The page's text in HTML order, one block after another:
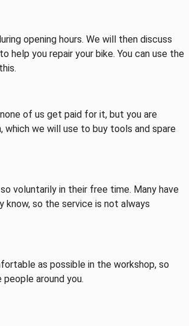
opening hours. We will then discuss
help you repair your bike. You can use the
of us get paid for it, but you are
which we will use to buy tools and spare
voluntarily in their free time. Many have
so the service is not always
as possible in the workshop, so
around you.